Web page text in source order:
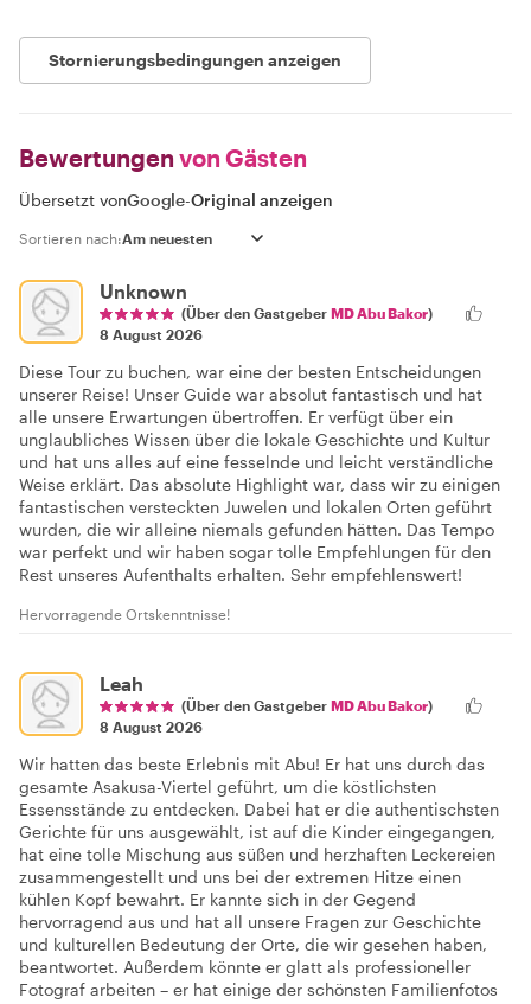
Stornierungsbedingungen anzeigen
Bewertungen von Gästen
Übersetzt vonGoogle-Original anzeigen
Sortieren nach:
Unknown
(Über den Gastgeber MD Abu Bakor)
8 August 2026
Diese Tour zu buchen, war eine der besten Entscheidungen
unserer Reise! Unser Guide war absolut fantastisch und hat
alle unsere Erwartungen übertroffen. Er verfügt über ein
unglaubliches Wissen über die lokale Geschichte und Kultur
und hat uns alles auf eine fesselnde und leicht verständliche
Weise erklärt. Das absolute Highlight war, dass wir zu einigen
fantastischen versteckten Juwelen und lokalen Orten geführt
wurden, die wir alleine niemals gefunden hätten. Das Tempo
war perfekt und wir haben sogar tolle Empfehlungen für den
Rest unseres Aufenthalts erhalten. Sehr empfehlenswert!
Hervorragende Ortskenntnisse!
Leah
(Über den Gastgeber MD Abu Bakor)
8 August 2026
Wir hatten das beste Erlebnis mit Abu! Er hat uns durch das
gesamte Asakusa-Viertel geführt, um die köstlichsten
Essensstände zu entdecken. Dabei hat er die authentischsten
Gerichte für uns ausgewählt, ist auf die Kinder eingegangen,
hat eine tolle Mischung aus süßen und herzhaften Leckereien
zusammengestellt und uns bei der extremen Hitze einen
kühlen Kopf bewahrt. Er kannte sich in der Gegend
hervorragend aus und hat all unsere Fragen zur Geschichte
und kulturellen Bedeutung der Orte, die wir gesehen haben,
beantwortet. Außerdem könnte er glatt als professioneller
Fotograf arbeiten – er hat einige der schönsten Familienfotos